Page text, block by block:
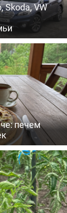
Skoda, VW
печем